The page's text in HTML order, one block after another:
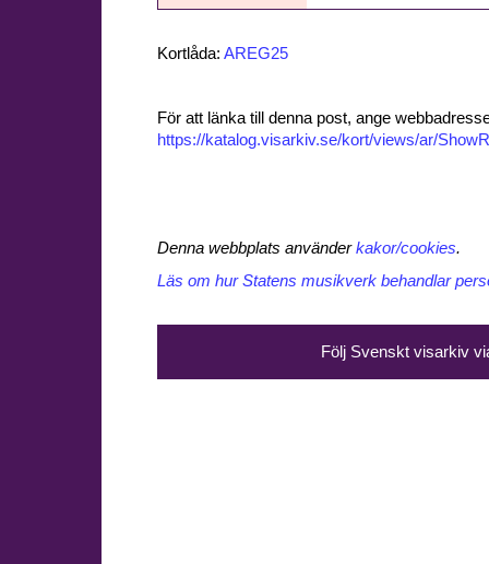
Kortlåda: AREG25
För att länka till denna post, ange
https://katalog.visarkiv.se/kort/views/ar/
Denna webbplats använderkakor/cookies.
Läs om hur Statens musikverk behandlar
Följ Svenskt visarkiv